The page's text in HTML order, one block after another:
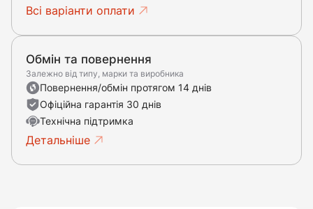
Всі варіанти оплати
Обмін та повернення
Залежно від типу, марки та виробника
Повернення/обмін протягом 14 днів
Офіційна гарантія 30 днів
Технічна підтримка
Детальніше